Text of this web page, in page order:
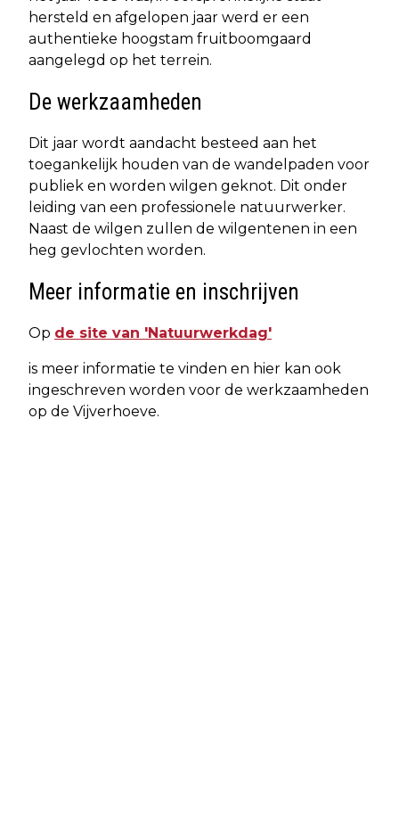
hersteld en afgelopen jaar werd er een
authentieke hoogstam fruitboomgaard
aangelegd op het terrein.
De werkzaamheden
Dit jaar wordt aandacht besteed aan het
toegankelijk houden van de wandelpaden voor
publiek en worden wilgen geknot. Dit onder
leiding van een professionele natuurwerker.
Naast de wilgen zullen de wilgentenen in een
heg gevlochten worden.
Meer informatie en inschrijven
Op de site van 'Natuurwerkdag'
is meer informatie te vinden en hier kan ook
ingeschreven worden voor de werkzaamheden
op de Vijverhoeve.